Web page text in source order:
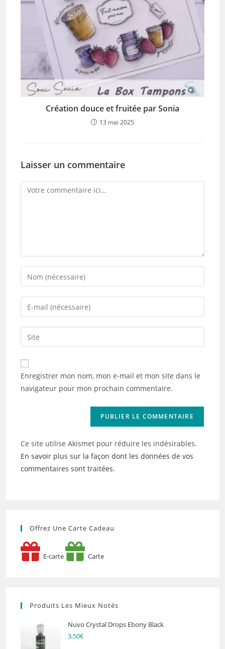
Création douce et fruitée par Sonia
13 mai 2025
Laisser un commentaire
Comment
Enter
your
name
comment
Enter
your
email
address
comment
Saisir
l’URL
de
votre
(facultatif)
Enregistrer mon nom, mon e-mail et mon site dans le
navigateur pour mon prochain commentaire.
Ce site utilise Akismet pour réduire les indésirables.
En savoir plus sur la façon dont les données de vos
commentaires sont traitées.
Offrez Une Carte Cadeau
E-carte Carte
Produits Les Mieux Notés
Nuvo Crystal Drops Ebony Black
3,50€